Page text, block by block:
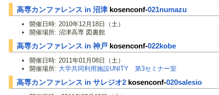
高専カンファレンス in 沼津kosenconf-021numazu
開催日時: 2010年12月18日（土）
開催場所: 沼津高専 図書館
高専カンファレンス in 神戸kosenconf-022kobe
開催日時: 2011年01月08日（土）
開催場所: 大学共同利用施設UNITY 第3セミナー室
高専カンファレンス in サレジオ2kosenconf-020salesio